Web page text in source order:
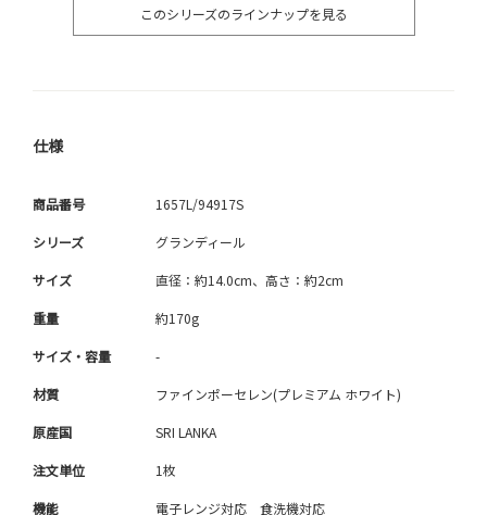
このシリーズのラインナップを見る
仕様
商品番号 1657L/94917S
シリーズ グランディール
サイズ 直径：約14.0cm、高さ：約2cm
重量 約170g
サイズ・容量 -
材質 ファインポーセレン(プレミアム ホワイト)
原産国 SRI LANKA
注文単位 1枚
機能 電子レンジ対応 食洗機対応